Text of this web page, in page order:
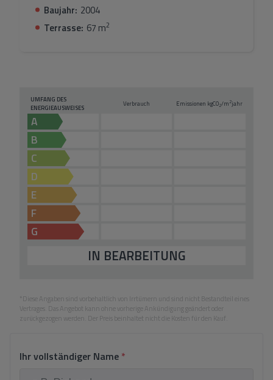
Baujahr: 2004
Terrasse: 67 m2
UMFANG DES
ENERGIEAUSWEISES
Verbrauch Emissionen kgCO2/m2jahr
A
B
C
D
E
F
G
IN BEARBEITUNG
*Diese Angaben sind vorbehaltlich von Irrtümern und sind nicht Bestandteil eines
Vertrages. Das Angebot kann ohne vorherige Ankündigung geändert oder
zurückgezogen werden. Der Preis beinhaltet nicht die Kosten für den Kauf.
Ihr vollständiger Name *